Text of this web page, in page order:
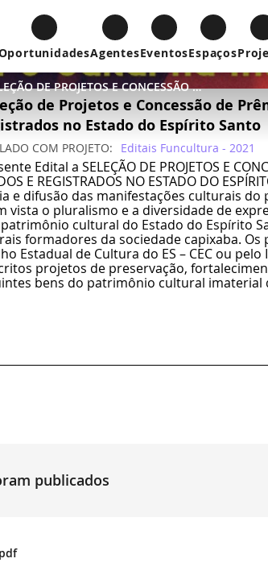
AgentesEventosEspaços
EDITAL 008/2021 - SELEÇÃO DE PROJETOS E CONCESSÃO DE PRÊMIO PARA VALORIZAÇÃO DOS PATRIMÔNIOS IMATERIAIS RECONHECIDOS E REGISTRADOS NO ESTADO DO ESPÍRITO SANTO
de Projetos e Concessão de
no Estado do Espírito Santo
COM PROJETO Editais Funcultura - 2021
Edital a SELEÇÃO DE PROJETOS E
E REGISTRADOS NO ESTADO DO
e difusão das manifestações culturais
vista o pluralismo e a diversidade de
cultural do Estado do Espírito
formadores da sociedade capixaba.
Estadual de Cultura do ES – CEC ou
projetos de preservação,
bens do patrimônio cultural imaterial
publicados